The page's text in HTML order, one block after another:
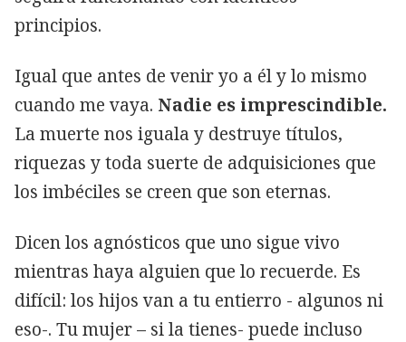
principios.
Igual que antes de venir yo a él y lo mismo
cuando me vaya. Nadie es imprescindible.
La muerte nos iguala y destruye títulos,
riquezas y toda suerte de adquisiciones que
los imbéciles se creen que son eternas.
Dicen los agnósticos que uno sigue vivo
mientras haya alguien que lo recuerde. Es
difícil: los hijos van a tu entierro - algunos ni
eso-. Tu mujer – si la tienes- puede incluso